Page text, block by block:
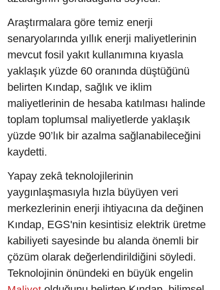
Araştırmalara göre temiz enerji
senaryolarında yıllık enerji maliyetlerinin
mevcut fosil yakıt kullanımına kıyasla
yaklaşık yüzde 60 oranında düştüğünü
belirten Kındap, sağlık ve iklim
maliyetlerinin de hesaba katılması halinde
toplam toplumsal maliyetlerde yaklaşık
yüzde 90’lık bir azalma sağlanabileceğini
kaydetti.
Yapay zekâ teknolojilerinin
yaygınlaşmasıyla hızla büyüyen veri
merkezlerinin enerji ihtiyacına da değinen
Kındap, EGS'nin kesintisiz elektrik üretme
kabiliyeti sayesinde bu alanda önemli bir
çözüm olarak değerlendirildiğini söyledi.
Teknolojinin önündeki en büyük engelin